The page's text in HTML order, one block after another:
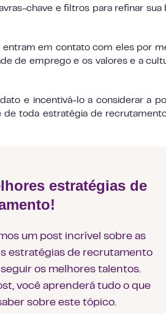
chave e filtros para refinar sua
entram em contato com eles por
de emprego e os valores e a
e incentivá-lo a considerar a
de toda estratégia de
estratégias de
um post incrível sobre as
estratégias de recrutamento
os melhores talentos.
você aprenderá tudo o que
sobre este tópico.